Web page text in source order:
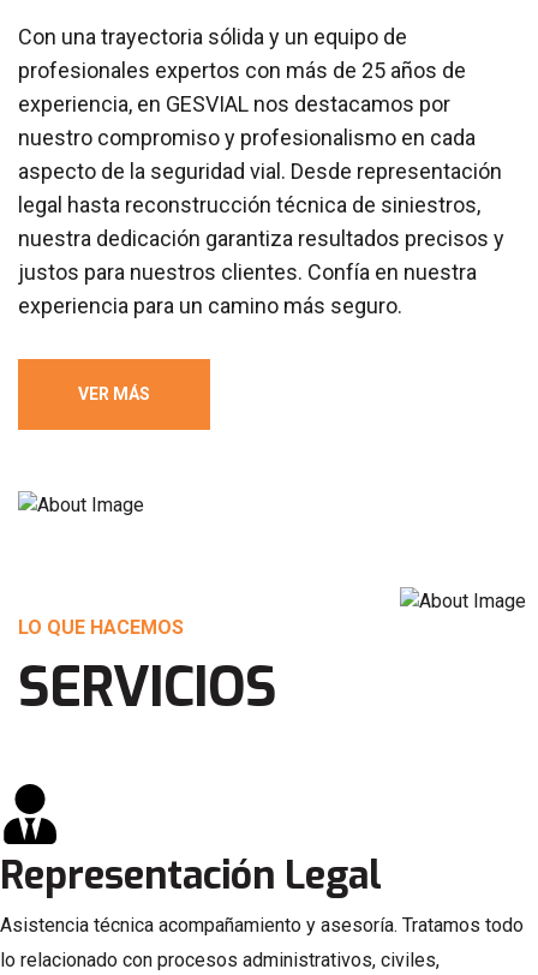
Con una trayectoria sólida y un equipo de
profesionales expertos con más de 25 años de
experiencia, en GESVIAL nos destacamos por
nuestro compromiso y profesionalismo en cada
aspecto de la seguridad vial. Desde representación
legal hasta reconstrucción técnica de siniestros,
nuestra dedicación garantiza resultados precisos y
justos para nuestros clientes. Confía en nuestra
experiencia para un camino más seguro.
VER MÁS
LO QUE HACEMOS
SERVICIOS
Representación Legal
Asistencia técnica acompañamiento y asesoría. Tratamos todo
lo relacionado con procesos administrativos, civiles,